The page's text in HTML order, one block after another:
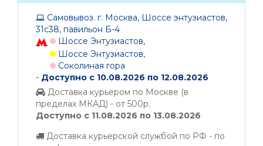
Самовывоз. г. Москва, Шоссе энтузиастов,
31с38, павильон Б-4
Шоссе Энтузиастов,
Шоссе Энтузиастов,
Соколиная гора
- Доступно с 10.08.2026 по 12.08.2026
Доставка курьером по Москве (в
пределах МКАД) - от 500р.
Доступно с 11.08.2026 по 13.08.2026
Доставка курьерской службой по РФ - по